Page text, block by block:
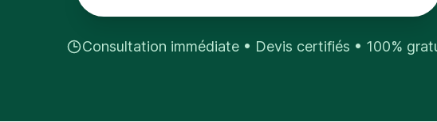
Consultation immédiate • Devis certifiés • 100%